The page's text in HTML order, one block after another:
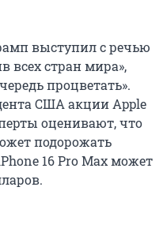
выступил с речью
всех стран мира»,
процветать».
США акции Apple
оценивают, что
подорожать
16Pro Max может
.